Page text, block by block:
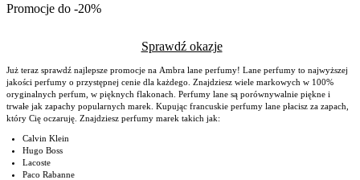
Promocje do -20%
Sprawdź okazje
Już teraz sprawdź najlepsze promocje na Ambra lane perfumy! Lane perfumy to najwyższej
jakości perfumy o przystępnej cenie dla każdego. Znajdziesz wiele markowych w 100%
oryginalnych perfum, w pięknych flakonach. Perfumy lane są porównywalnie piękne i
trwałe jak zapachy popularnych marek. Kupując francuskie perfumy lane płacisz za zapach,
który Cię oczaruję. Znajdziesz perfumy marek takich jak:
Calvin Klein
Hugo Boss
Lacoste
Paco Rabanne